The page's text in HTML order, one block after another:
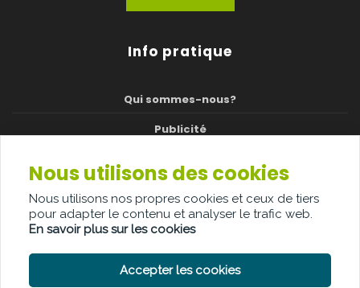
Info pratique
Qui sommes-nous?
Publicité
Cérémonie
Nous utilisons des cookies
Nous utilisons nos propres cookies et ceux de tiers
pour adapter le contenu et analyser le trafic web.
En savoir plus sur les cookies
Accepter les cookies